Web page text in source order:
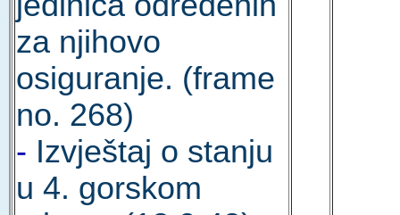
za njihovo
osiguranje. (frame
no. 268)
- Izvještaj o stanju
u 4. gorskom